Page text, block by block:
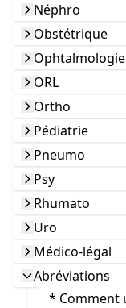
Néphro
Obstétrique
Ophtalmologie
ORL
Ortho
Pédiatrie
Pneumo
Psy
Rhumato
Uro
Médico-légal
Abréviations
* Comment